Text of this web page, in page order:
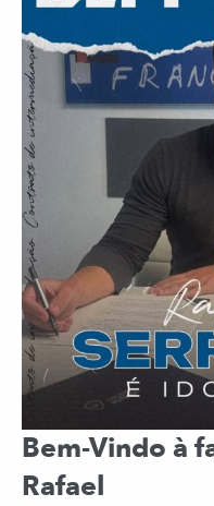
Bem-Vindo à
Rafael